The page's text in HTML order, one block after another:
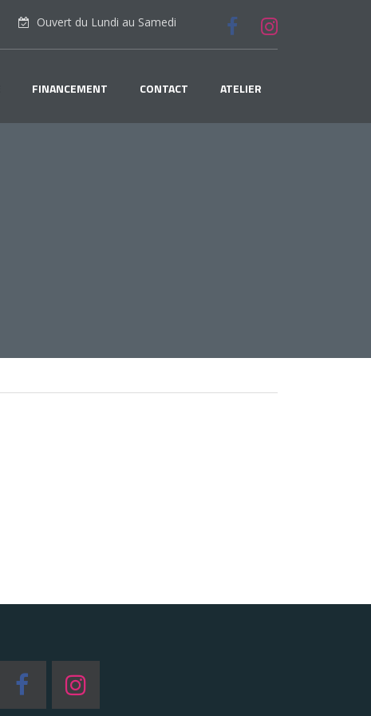
Ouvert du Lundi au Samedi
FINANCEMENT CONTACT ATELIER